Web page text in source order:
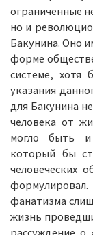
ограниченные
но и
Бакунина. Оно
форме
системе, хотя
указания
для Бакунина
человека от
могло быть и
который бы
человеческих
фанатизма
жизнь